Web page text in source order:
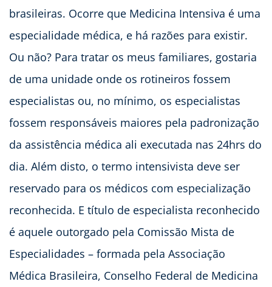
brasileiras. Ocorre que Medicina Intensiva é uma
especialidade médica, e há razões para existir.
Ou não? Para tratar os meus familiares, gostaria
de uma unidade onde os rotineiros fossem
especialistas ou, no mínimo, os especialistas
fossem responsáveis maiores pela padronização
da assistência médica ali executada nas 24hrs do
dia. Além disto, o termo intensivista deve ser
reservado para os médicos com especialização
reconhecida. E título de especialista reconhecido
é aquele outorgado pela Comissão Mista de
Especialidades – formada pela Associação
Médica Brasileira, Conselho Federal de Medicina